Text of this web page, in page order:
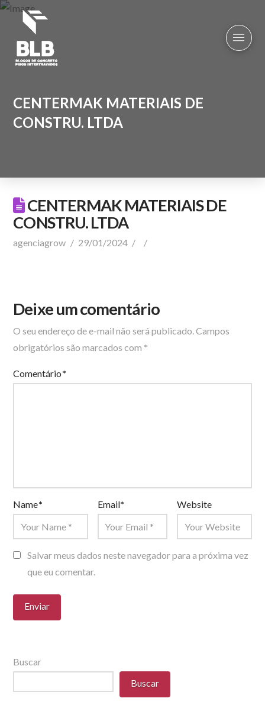
CENTERMAK MATERIAIS DE
CONSTRU. LTDA
CENTERMAK MATERIAIS DE
CONSTRU. LTDA
agenciagrow 29/01/2024
Deixe um comentário
O seu endereço de e-mail não será publicado. Campos
obrigatórios são marcados com *
Comentário*
Name* Email* Website
Salvar meus dados neste navegador para a próxima vez
que eu comentar.
Buscar
Buscar